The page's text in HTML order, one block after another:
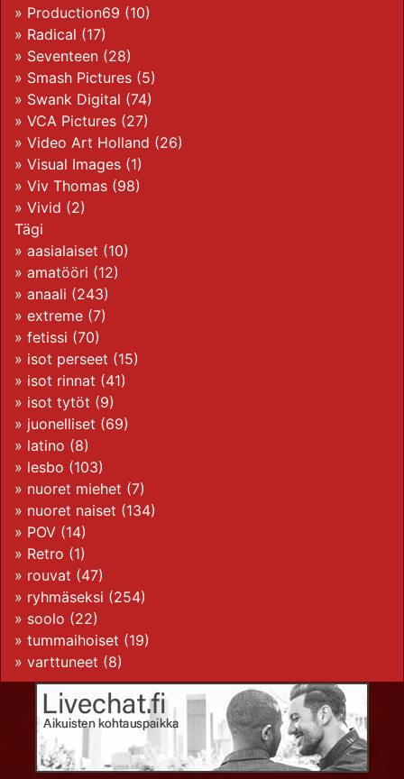
» Production69 (10)
» Radical (17)
» Seventeen (28)
» Smash Pictures (5)
» Swank Digital (74)
» VCA Pictures (27)
» Video Art Holland (26)
» Visual Images (1)
» Viv Thomas (98)
» Vivid (2)
Tägi
» aasialaiset (10)
» amatööri (12)
» anaali (243)
» extreme (7)
» fetissi (70)
» isot perseet (15)
» isot rinnat (41)
» isot tytöt (9)
» juonelliset (69)
» latino (8)
» lesbo (103)
» nuoret miehet (7)
» nuoret naiset (134)
» POV (14)
» Retro (1)
» rouvat (47)
» ryhmäseksi (254)
» soolo (22)
» tummaihoiset (19)
» varttuneet (8)